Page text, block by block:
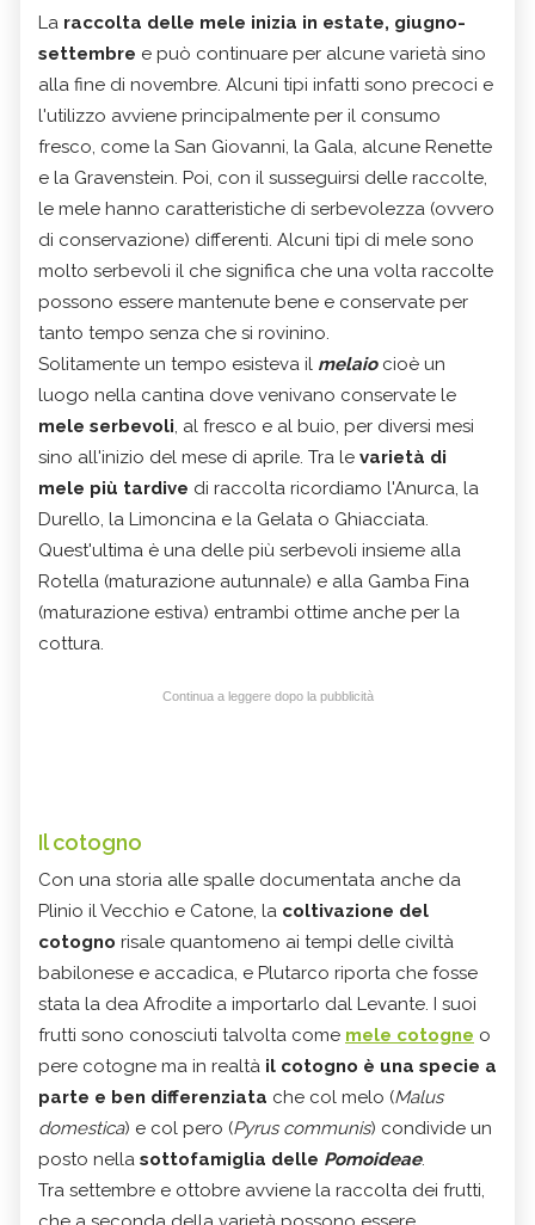
La raccolta delle mele inizia in estate, giugno-
settembre e può continuare per alcune varietà sino
alla fine di novembre. Alcuni tipi infatti sono precoci e
l'utilizzo avviene principalmente per il consumo
fresco, come la San Giovanni, la Gala, alcune Renette
e la Gravenstein. Poi, con il susseguirsi delle raccolte,
le mele hanno caratteristiche di serbevolezza (ovvero
di conservazione) differenti. Alcuni tipi di mele sono
molto serbevoli il che significa che una volta raccolte
possono essere mantenute bene e conservate per
tanto tempo senza che si rovinino.
Solitamente un tempo esisteva il melaiocioè un
luogo nella cantina dove venivano conservate le
mele serbevoli, al fresco e al buio, per diversi mesi
sino all'inizio del mese di aprile. Tra le varietà di
mele più tardive di raccolta ricordiamo l'Anurca, la
Durello, la Limoncina e la Gelata o Ghiacciata.
Quest'ultima è una delle più serbevoli insieme alla
Rotella (maturazione autunnale) e alla Gamba Fina
(maturazione estiva) entrambi ottime anche per la
cottura.
Continua a leggere dopo la pubblicità
Il cotogno
Con una storia alle spalle documentata anche da
Plinio il Vecchio e Catone, la coltivazione del
cotogno risale quantomeno ai tempi delle civiltà
babilonese e accadica, e Plutarco riporta che fosse
stata la dea Afrodite a importarlo dal Levante. I suoi
frutti sono conosciuti talvolta come mele cotogne o
pere cotogne ma in realtà il cotogno è una specie a
parte e ben differenziata che col melo (Malus
domestica) e col pero (Pyrus communis) condivide un
posto nella sottofamiglia delle Pomoideae.
Tra settembre e ottobre avviene la raccolta dei frutti,